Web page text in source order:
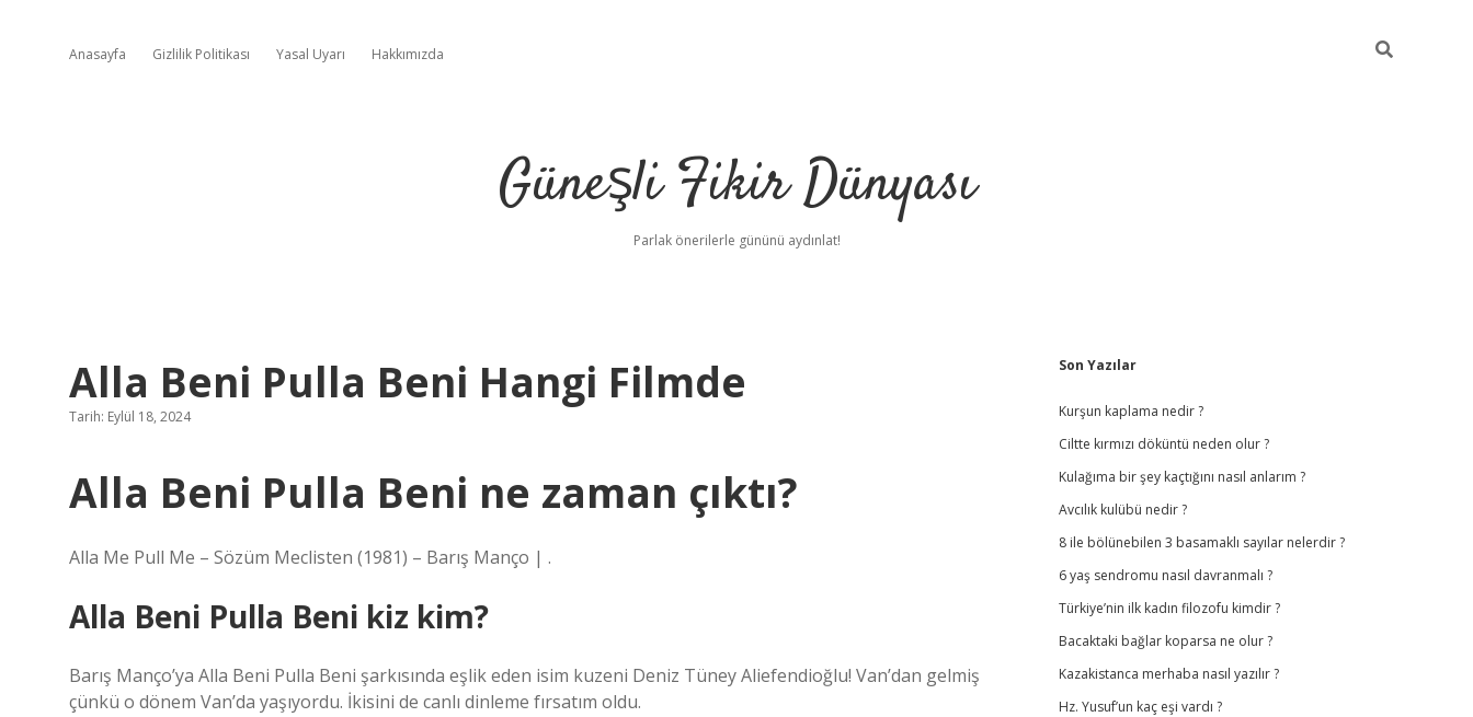
Anasayfa Gizlilik Politikası Yasal Uyarı Hakkımızda
Güneşli Fikir Dünyası
Parlak önerilerle gününü aydınlat!
Alla Beni Pulla Beni Hangi Filmde
Tarih: Eylül 18, 2024
Alla Beni Pulla Beni ne zaman çıktı?
Alla Me Pull Me – Sözüm Meclisten (1981) – Barış Manço | .
Alla Beni Pulla Beni kiz kim?
Barış Manço’ya Alla Beni Pulla Beni şarkısında eşlik eden isim kuzeni Deniz Tüney Aliefendioğlu! Van’dan gelmiş
çünkü o dönem Van’da yaşıyordu. İkisini de canlı dinleme fırsatım oldu.
Sidebar
Son Yazılar
Kurşun kaplama nedir ?
Ciltte kırmızı döküntü neden olur ?
Kulağıma bir şey kaçtığını nasıl anlarım ?
Avcılık kulübü nedir ?
8 ile bölünebilen 3 basamaklı sayılar nelerdir ?
6 yaş sendromu nasıl davranmalı ?
Türkiye’nin ilk kadın filozofu kimdir ?
Bacaktaki bağlar koparsa ne olur ?
Kazakistanca merhaba nasıl yazılır ?
Hz. Yusuf’un kaç eşi vardı ?
hiltonbetvdcasino güncel giriş